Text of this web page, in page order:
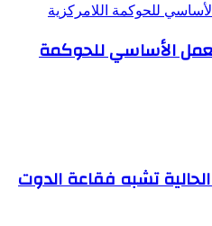
2.0 تبدأ العمل الأساسي للحوكمة
تشبه فقاعة الدوت